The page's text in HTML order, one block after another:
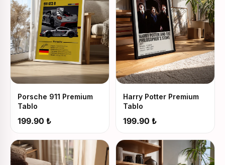
Porsche 911 Premium
Tablo
199.90 ₺
Harry Potter Premium
Tablo
199.90 ₺